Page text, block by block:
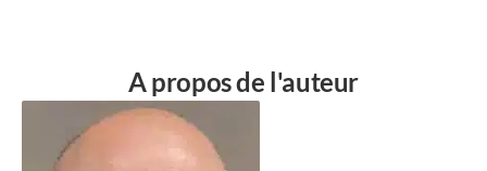
A propos de l'auteur